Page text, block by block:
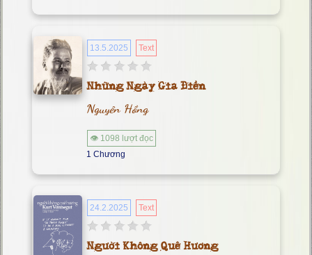
13.5.2025 Text
Những Ngày Gia Điền
Nguyên Hồng
👁 1098 lượt đọc
1 Chương
24.2.2025 Text
Người Không Quê Hương